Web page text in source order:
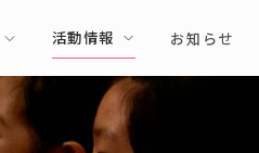
活動情報 お知らせ